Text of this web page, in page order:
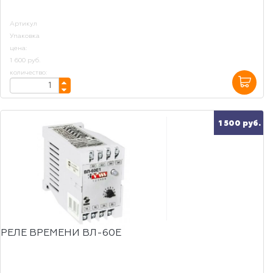
Артикул
Упаковка
цена:
1 600 руб.
количество:
1 500 руб.
РЕЛЕ ВРЕМЕНИ ВЛ-60Е